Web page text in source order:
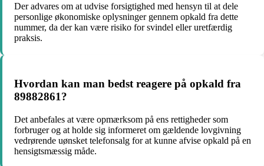
Der advares om at udvise forsigtighed med hensyn til at dele
personlige økonomiske oplysninger gennem opkald fra dette
nummer, da der kan være risiko for svindel eller uretfærdig
praksis.
Hvordan kan man bedst reagere på opkald fra
89882861?
Det anbefales at være opmærksom på ens rettigheder som
forbruger og at holde sig informeret om gældende lovgivning
vedrørende uønsket telefonsalg for at kunne afvise opkald på en
hensigtsmæssig måde.